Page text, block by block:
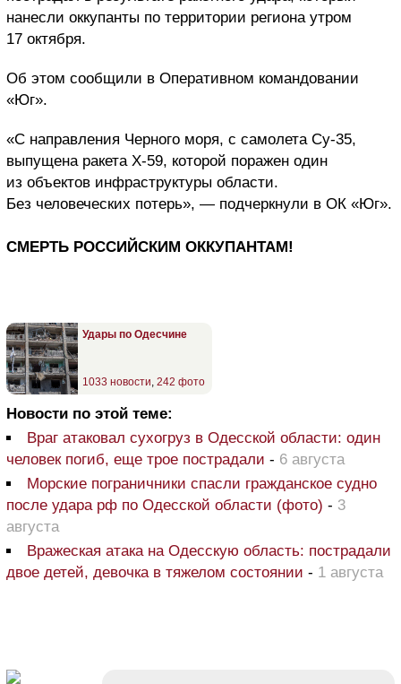
нанесли оккупанты по территории региона утром
17 октября.
Об этом сообщили в Оперативном командовании
«Юг».
«С направления Черного моря, с самолета Су-35,
выпущена ракета Х-59, которой поражен один
из объектов инфраструктуры области.
Без человеческих потерь», — подчеркнули в ОК «Юг».
СМЕРТЬ РОССИЙСКИМ ОККУПАНТАМ!
Удары по Одесчине
1033 новости, 242 фото
Новости по этой теме:
Враг атаковал сухогруз в Одесской области: один
человек погиб, еще трое пострадали - 6 августа
Морские пограничники спасли гражданское судно
после удара рф по Одесской области (фото) - 3
августа
Вражеская атака на Одесскую область: пострадали
двое детей, девочка в тяжелом состоянии - 1 августа